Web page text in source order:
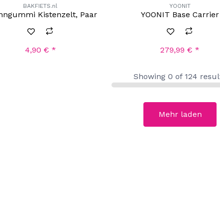
BAKFIETS.nl
Kistenzelt, Paar
4,90 € *
YOONIT
YOONIT Base Carrier
279,99 € *
Showing 0 of 124
Mehr laden